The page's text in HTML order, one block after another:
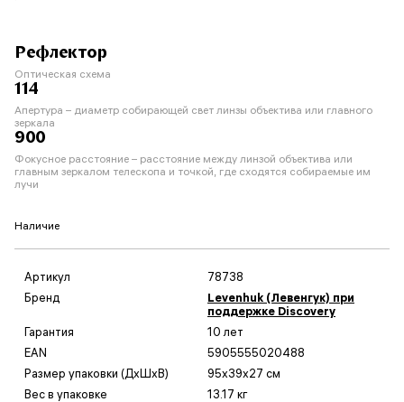
Рефлектор
Оптическая схема
114
Апертура – диаметр собирающей свет линзы объектива или главного
зеркала
900
Фокусное расстояние – расстояние между линзой объектива или
главным зеркалом телескопа и точкой, где сходятся собираемые им
лучи
Наличие
Артикул
78738
Бренд
Levenhuk (Левенгук) при
поддержке Discovery
Гарантия
10 лет
EAN
5905555020488
Размер упаковки (ДxШxВ)
95x39x27 см
Вес в упаковке
13.17 кг